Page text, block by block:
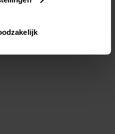
je ook zelf instellen welke